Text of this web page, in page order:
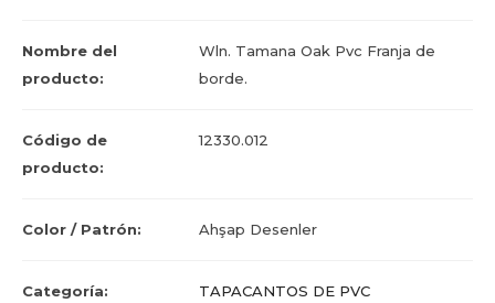
Nombre del
producto:
Wln. Tamana Oak Pvc Franja de
borde.
Código de
producto:
12330.012
Color / Patrón: Ahşap Desenler
Categoría: TAPACANTOS DE PVC